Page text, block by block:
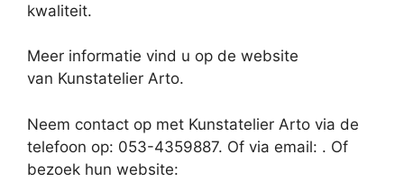
kwaliteit.
Meer informatie vind u op de website
van Kunstatelier Arto.
Neem contact op met Kunstatelier Arto via de
telefoon op: 053-4359887. Of via email: . Of
bezoek hun website: